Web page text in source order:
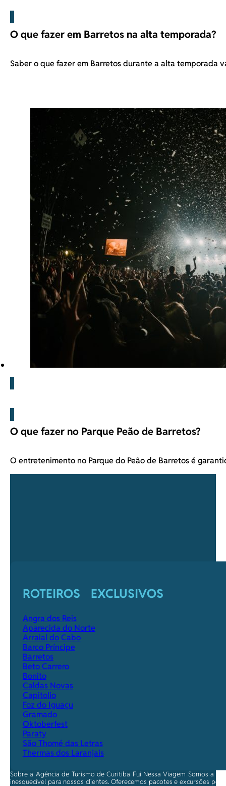
O que fazer em Barretos na alta temporada?
Saber o que fazer em Barretos durante a alta temporada
O que fazer no Parque Peão de Barretos?
O entretenimento no Parque do Peão de Barretos é
ROTEIROS EXCLUSIVOS
Angra dos Reis
Aparecida do Norte
Arraial do Cabo
Barco Príncipe
Barretos
Beto Carrero
Bonito
Caldas Novas
Capitolio
Foz do Iguaçu
Gramado
Oktoberfest
Paraty
São Thomé das Letras
Thermas dos Laranjais
Sobre a Agência de Turismo de Curitiba Fui Nessa Viagem Somos a
inesquecível para nossos clientes. Oferecemos pacotes e excursões